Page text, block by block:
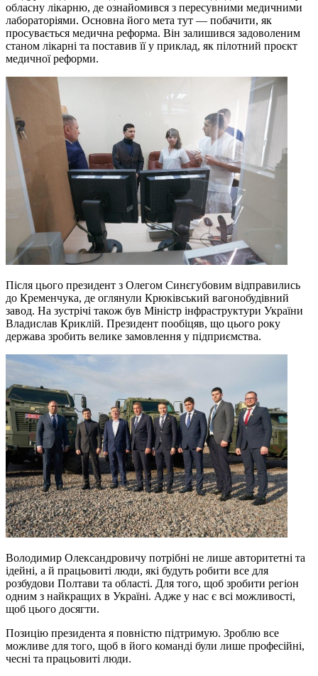
обласну лікарню, де ознайомився з пересувними медичними
лабораторіями. Основна його мета тут — побачити, як
просувається медична реформа. Він залишився задоволеним
станом лікарні та поставив її у приклад, як пілотний проєкт
медичної реформи.
Після цього президент з Олегом Синєгубовим відправились
до Кременчука, де оглянули Крюківський вагонобудівний
завод. На зустрічі також був Міністр інфраструктури України
Владислав Криклій. Президент пообіцяв, що цього року
держава зробить велике замовлення у підприємства.
Володимир Олександровичу потрібні не лише авторитетні та
ідейні, а й працьовиті люди, які будуть робити все для
розбудови Полтави та області. Для того, щоб зробити регіон
одним з найкращих в Україні. Адже у нас є всі можливості,
щоб цього досягти.
Позицію президента я повністю підтримую. Зроблю все
можливе для того, щоб в його команді були лише професійні,
чесні та працьовиті люди.